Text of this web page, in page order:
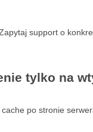
Zapytaj support o
tylko na
po stronie